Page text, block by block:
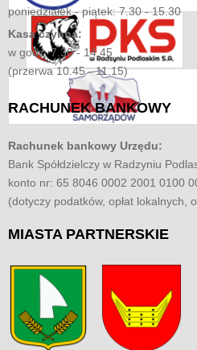
poniedziałek - piątek: 7.30 - 15.30
Kasa czynna:
w godz. 7.30 - 14.45
(przerwa 10.45 - 11.15)
RACHUNEKBANKOWY
Rachunek bankowy Urzędu:
Bank Spółdzielczy w Radzyniu
konto nr: 65 8046 0002 2001 0100
(dotyczy podatków, opłat lokalnych,
MIASTA PARTNERSKIE